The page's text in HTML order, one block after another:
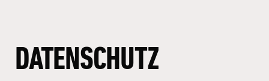
DATENSCHUTZ